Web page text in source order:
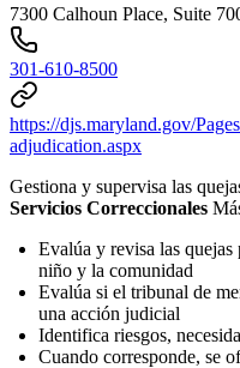
7300 Calhoun Place, Suite
301-610-8500
https://djs.maryland.gov/
adjudication.aspx
Gestiona y supervisa las
Servicios Correccionales
Evalúa y revisa las
niño y la comunidad
Evalúa si el tribunal de
una acción judicial
Identifica riesgos,
Cuando corresponde, se